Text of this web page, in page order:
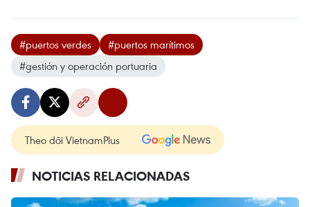
#puertos verdes
#puertos marítimos
#gestión y operación portuaria
Theo dõi VietnamPlus
NOTICIAS RELACIONADAS